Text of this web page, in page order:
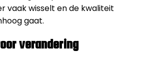
vaak wisselt en de kwaliteit
gaat.
verandering